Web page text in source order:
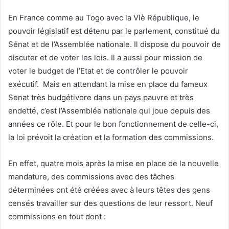
En France comme au Togo avec la VIè République, le
pouvoir législatif est détenu par le parlement, constitué du
Sénat et de l’Assemblée nationale. Il dispose du pouvoir de
discuter et de voter les lois. Il a aussi pour mission de
voter le budget de l’Etat et de contrôler le pouvoir
exécutif. Mais en attendant la mise en place du fameux
Senat très budgétivore dans un pays pauvre et très
endetté, c’est l’Assemblée nationale qui joue depuis des
années ce rôle. Et pour le bon fonctionnement de celle-ci,
la loi prévoit la création et la formation des commissions.
En effet, quatre mois après la mise en place de la nouvelle
mandature, des commissions avec des tâches
déterminées ont été créées avec à leurs têtes des gens
censés travailler sur des questions de leur ressort. Neuf
commissions en tout dont :